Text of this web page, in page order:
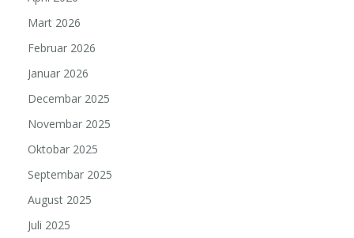
Mart 2026
Februar 2026
Januar 2026
Decembar 2025
Novembar 2025
Oktobar 2025
Septembar 2025
August 2025
Juli 2025